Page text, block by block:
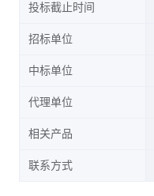
投标截止时间
招标单位
中标单位
代理单位
相关产品
联系方式